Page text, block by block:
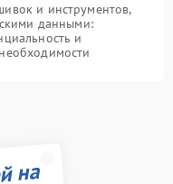
и инструментов,
данными:
и